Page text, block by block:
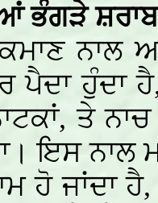
ਭੰਗੜੇ
ਨਾਲ
ਪੈਦਾ ਹੁੰਦਾ
ਤੇ
ਇਸ ਨਾਲ
ਹੋ ਜਾਂਦਾ